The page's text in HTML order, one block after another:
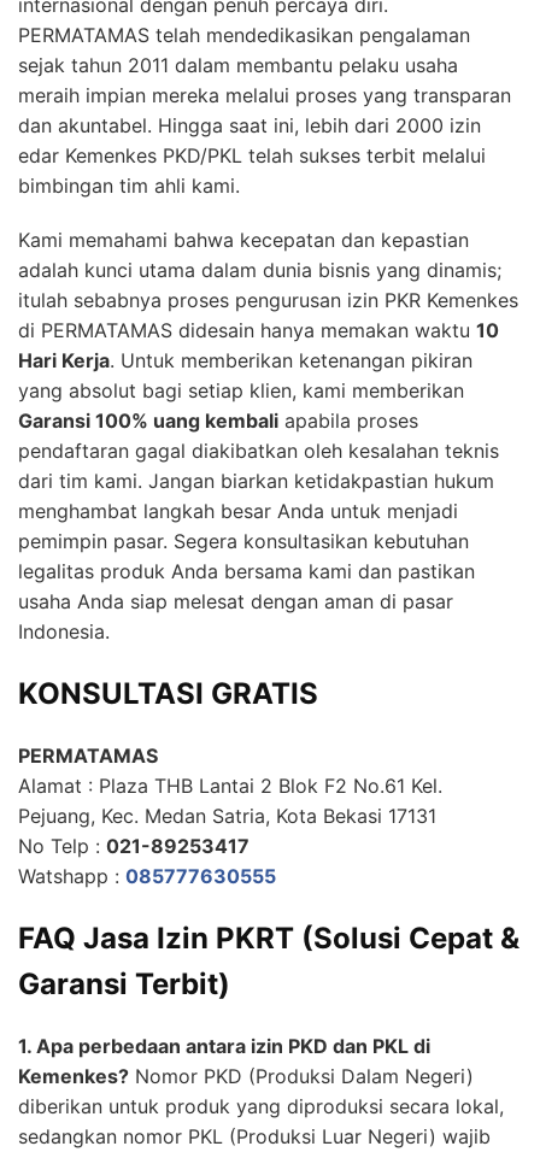
internasional dengan penuh percaya diri.
PERMATAMAS telah mendedikasikan pengalaman
sejak tahun 2011 dalam membantu pelaku usaha
meraih impian mereka melalui proses yang transparan
dan akuntabel. Hingga saat ini, lebih dari 2000 izin
edar Kemenkes PKD/PKL telah sukses terbit melalui
bimbingan tim ahli kami.
Kami memahami bahwa kecepatan dan kepastian
adalah kunci utama dalam dunia bisnis yang dinamis;
itulah sebabnya proses pengurusan izin PKR Kemenkes
di PERMATAMAS didesain hanya memakan waktu 10
Hari Kerja. Untuk memberikan ketenangan pikiran
yang absolut bagi setiap klien, kami memberikan
Garansi 100% uang kembali apabila proses
pendaftaran gagal diakibatkan oleh kesalahan teknis
dari tim kami. Jangan biarkan ketidakpastian hukum
menghambat langkah besar Anda untuk menjadi
pemimpin pasar. Segera konsultasikan kebutuhan
legalitas produk Anda bersama kami dan pastikan
usaha Anda siap melesat dengan aman di pasar
Indonesia.
KONSULTASI GRATIS
PERMATAMAS
Alamat : Plaza THB Lantai 2 Blok F2 No.61 Kel.
Pejuang, Kec. Medan Satria, Kota Bekasi 17131
No Telp : 021-89253417
Watshapp : 085777630555
FAQ Jasa Izin PKRT (Solusi Cepat &
Garansi Terbit)
1. Apa perbedaan antara izin PKD dan PKL di
Kemenkes? Nomor PKD (Produksi Dalam Negeri)
diberikan untuk produk yang diproduksi secara lokal,
sedangkan nomor PKL (Produksi Luar Negeri) wajib